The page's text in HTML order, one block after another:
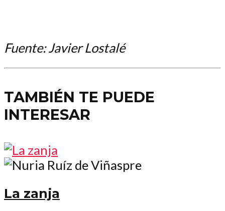
Fuente: Javier Lostalé
TAMBIÉN TE PUEDE
INTERESAR
La zanja